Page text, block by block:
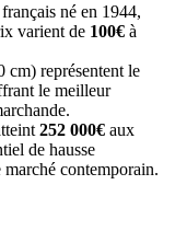
né en 1944,
varient de 100€ à
cm) représentent le
le meilleur
252 000€ aux
de hausse
contemporain.